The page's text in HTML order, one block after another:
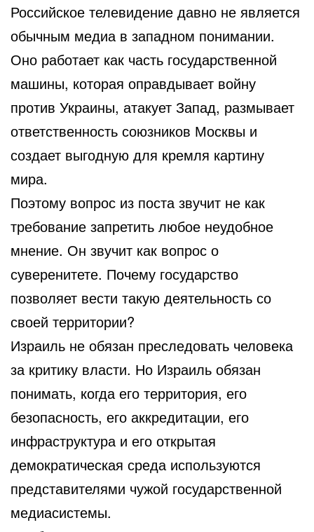
Российское телевидение давно не является
обычным медиа в западном понимании.
Оно работает как часть государственной
машины, которая оправдывает войну
против Украины, атакует Запад, размывает
ответственность союзников Москвы и
создает выгодную для кремля картину
мира.
Поэтому вопрос из поста звучит не как
требование запретить любое неудобное
мнение. Он звучит как вопрос о
суверенитете. Почему государство
позволяет вести такую деятельность со
своей территории?
Израиль не обязан преследовать человека
за критику власти. Но Израиль обязан
понимать, когда его территория, его
безопасность, его аккредитации, его
инфраструктура и его открытая
демократическая среда используются
представителями чужой государственной
медиасистемы.